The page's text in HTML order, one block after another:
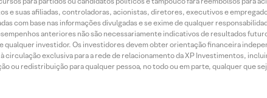
suas afiliadas, controladoras, acionistas, diretores, executivos e
com base nas informações divulgadas e se exime de qualquer
anteriores não são necessariamente indicativos de resultados
investidor. Os investidores devem obter orientação financeira
exclusiva para a rede de relacionamento da XP Investimentos,
ou redistribuição para qualquer pessoa, no todo ou em parte, qualquer que